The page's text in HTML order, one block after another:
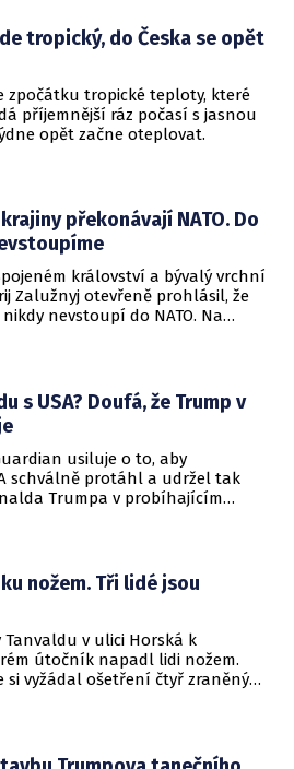
tropický, do Česka se opět
zpočátku tropické teploty, které
příjemnější ráz počasí s jasnou
opět začne oteplovat.
překonávají NATO. Do
království a bývalý vrchní
Zalužnyj otevřeně prohlásil, že
nevstoupí do NATO. Na
s USA? Doufá, že Trump v
usiluje o to, aby
schválně protáhl a udržel tak
Trumpa v probíhajícím
Cartera.
nožem. Tři lidé jsou
v ulici Horská k
útočník napadl lidi nožem.
vyžádal ošetření čtyř zraněných